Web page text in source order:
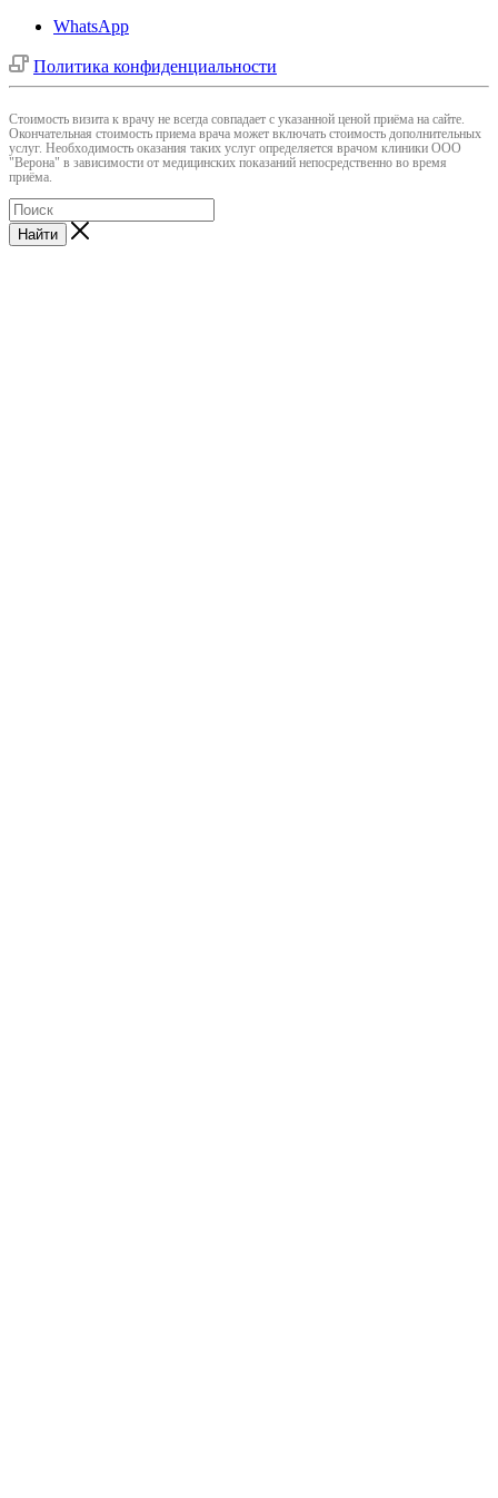
WhatsApp
Политика конфиденциальности
Cтоимость визита к врачу не всегда совпадает с указанной ценой приёма на сайте.
Окончательная стоимость приема врача может включать стоимость дополнительных
услуг. Необходимость оказания таких услуг определяется врачом клиники ООО
"Верона" в зависимости от медицинских показаний непосредственно во время
приёма.
Найти